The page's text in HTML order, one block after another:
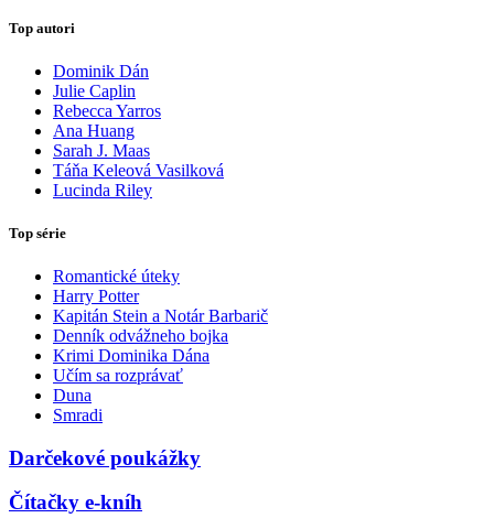
Top autori
Dominik Dán
Julie Caplin
Rebecca Yarros
Ana Huang
Sarah J. Maas
Táňa Keleová Vasilková
Lucinda Riley
Top série
Romantické úteky
Harry Potter
Kapitán Stein a Notár Barbarič
Denník odvážneho bojka
Krimi Dominika Dána
Učím sa rozprávať
Duna
Smradi
Darčekové poukážky
Čítačky e-kníh